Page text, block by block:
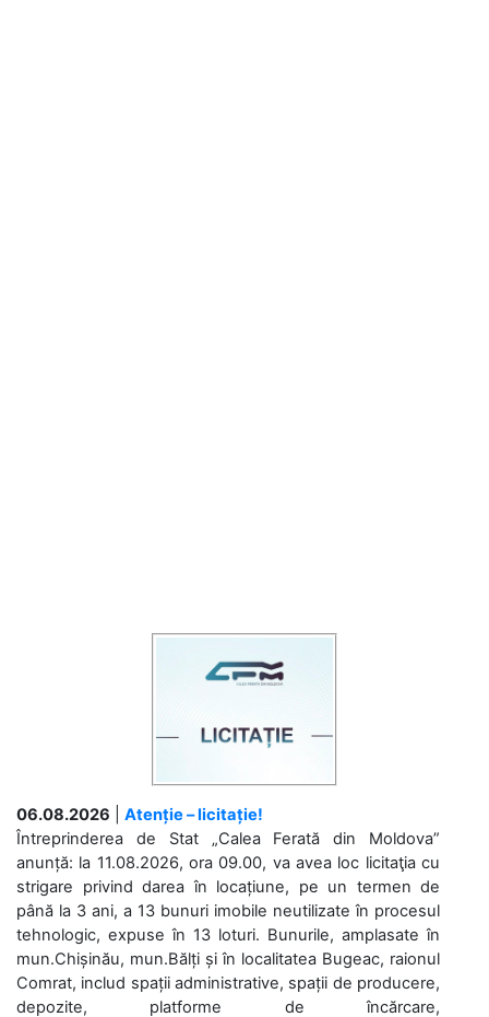
06.08.2026
Atenție – licitație!
Întreprinderea de Stat „Calea Ferată din Moldova”
anunță: la 11.08.2026, ora 09.00, va avea loc licitaţia cu
strigare privind darea în locațiune, pe un termen de
până la 3 ani, a 13 bunuri imobile neutilizate în procesul
tehnologic, expuse în 13 loturi. Bunurile, amplasate în
mun.Chișinău, mun.Bălți și în localitatea Bugeac, raionul
Comrat, includ spații administrative, spații de producere,
depozite, platforme de încărcare,